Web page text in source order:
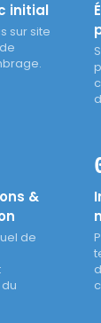
initial
sur site
&
de